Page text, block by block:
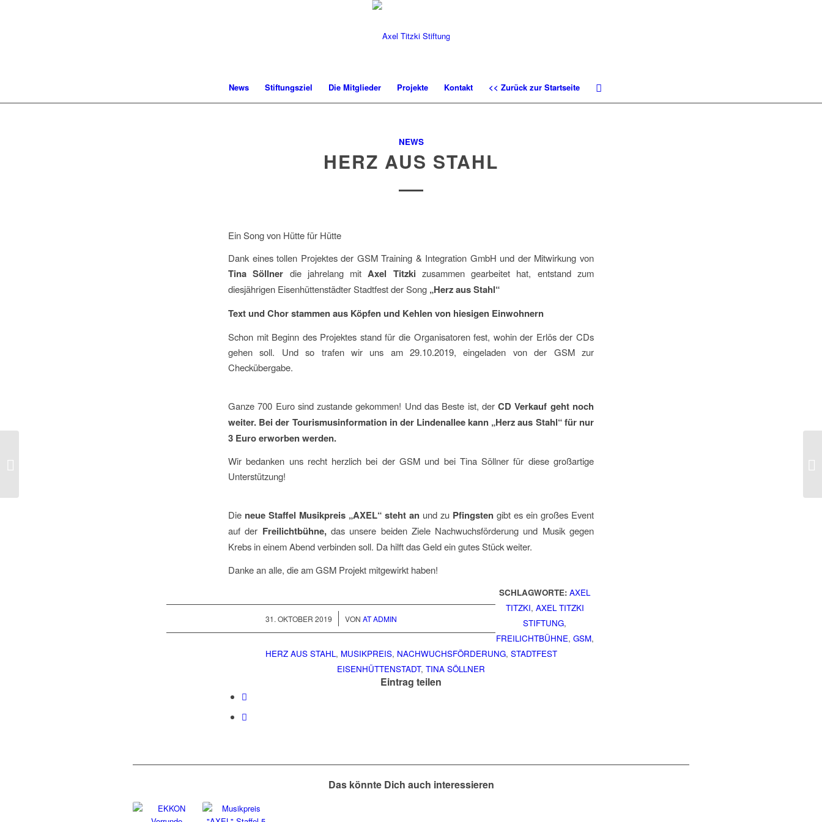
News Stiftungsziel Die Mitglieder Projekte Kontakt << Zurück zur Startseite
NEWS
HERZ AUS STAHL
Ein Song von Hütte für Hütte
Dank eines tollen Projektes der GSM Training & Integration GmbH und der Mitwirkung von
Tina Söllner die jahrelang mitAxel Titzki zusammen gearbeitet hat, entstand zum
diesjährigen Eisenhüttenstädter Stadtfest der Song „Herz aus Stahl“
Text und Chor stammen aus Köpfen und Kehlen von hiesigen Einwohnern
Schon mit Beginn des Projektes stand für die Organisatoren fest, wohin der Erlös der CDs
gehen soll. Und so trafen wir uns am 29.10.2019, eingeladen von der GSM zur
Checkübergabe.
Ganze 700 Euro sind zustande gekommen! Und das Beste ist, derCD Verkauf geht noch
weiter. Bei der Tourismusinformation in der Lindenallee kann „Herz aus Stahl“ für nur
3 Euro erworben werden.
Wir bedanken uns recht herzlich bei der GSM und bei Tina Söllner für diese großartige
Unterstützung!
Die neue Staffel Musikpreis „AXEL“ steht an und zu Pfingsten gibt es ein großes Event
auf der Freilichtbühne, das unsere beiden Ziele Nachwuchsförderung und Musik gegen
Krebs in einem Abend verbinden soll. Da hilft das Geld ein gutes Stück weiter.
Danke an alle, die am GSM Projekt mitgewirkt haben!
31. OKTOBER 2019
/ VON AT ADMIN
SCHLAGWORTE: AXEL
TITZKI, AXEL TITZKI
STIFTUNG,
FREILICHTBÜHNE, GSM,
HERZ AUS STAHL, MUSIKPREIS, NACHWUCHSFÖRDERUNG, STADTFEST
EISENHÜTTENSTADT, TINA SÖLLNER
Eintrag teilen
Das könnte Dich auch interessieren